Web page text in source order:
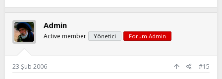
Admin
Active member Yönetici Forum Admin
23 Şub 2006 #15